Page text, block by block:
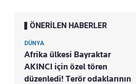
ÖNERİLEN HABERLER
DÜNYA
Afrika ülkesi Bayraktar
AKINCI için özel tören
düzenledi! Terör odaklarının